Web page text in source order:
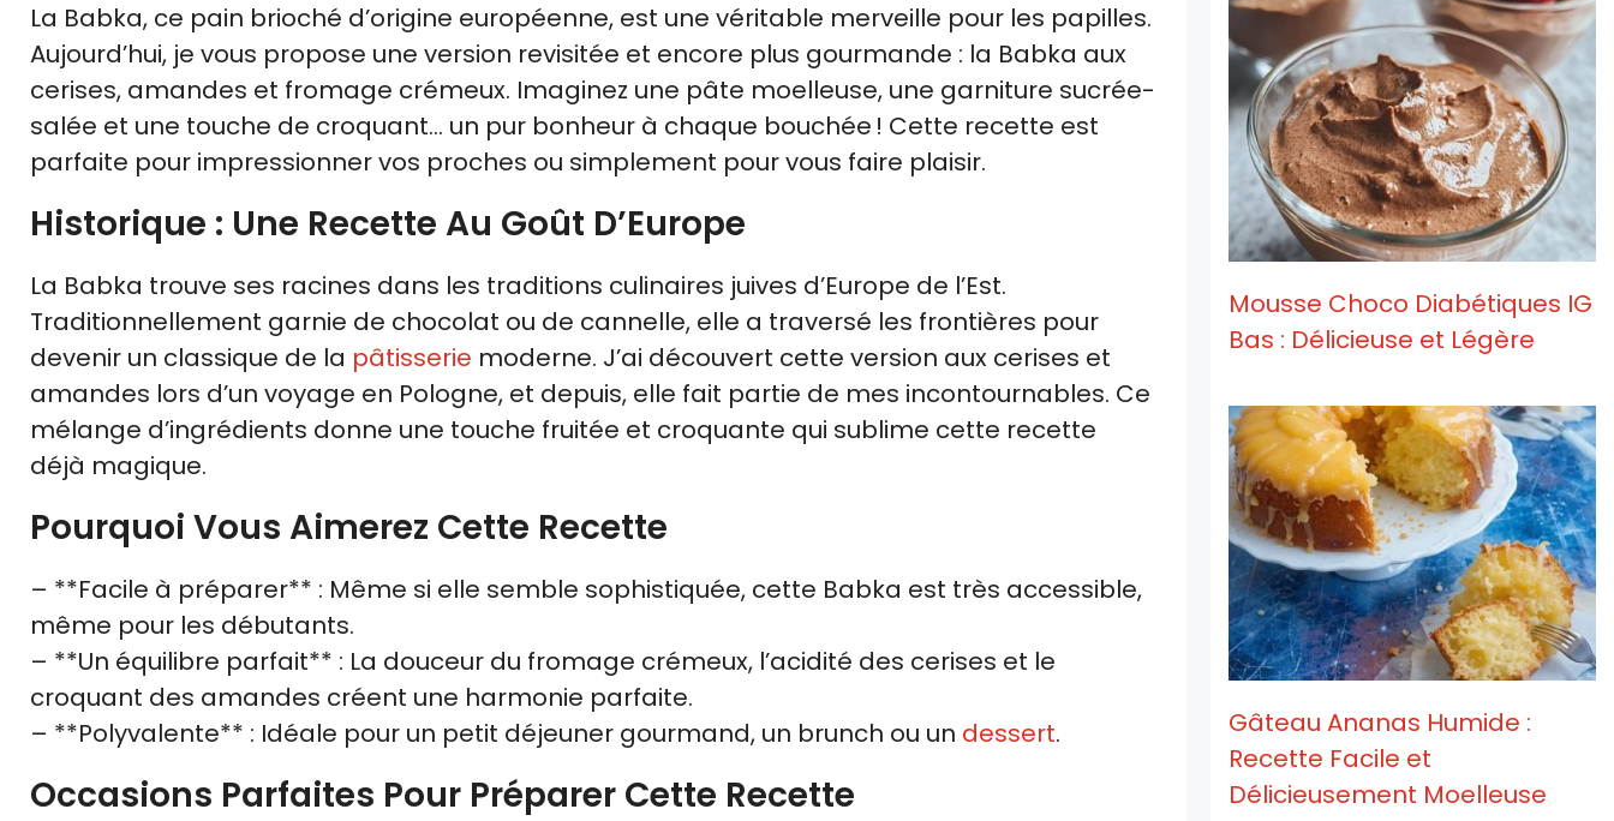
La Babka, ce pain brioché d’origine européenne, est une véritable merveille pour les papilles.
Aujourd’hui, je vous propose une version revisitée et encore plus gourmande : la Babka aux
cerises, amandes et fromage crémeux. Imaginez une pâte moelleuse, une garniture sucrée-
salée et une touche de croquant… un pur bonheur à chaque bouchée ! Cette recette est
parfaite pour impressionner vos proches ou simplement pour vous faire plaisir.
Historique : Une Recette Au Goût D’Europe
La Babka trouve ses racines dans les traditions culinaires juives d’Europe de l’Est.
Traditionnellement garnie de chocolat ou de cannelle, elle a traversé les frontières pour
devenir un classique de la pâtisserie moderne. J’ai découvert cette version aux cerises et
amandes lors d’un voyage en Pologne, et depuis, elle fait partie de mes incontournables. Ce
mélange d’ingrédients donne une touche fruitée et croquante qui sublime cette recette
déjà magique.
Pourquoi Vous Aimerez Cette Recette
– **Facile à préparer** : Même si elle semble sophistiquée, cette Babka est très accessible,
même pour les débutants.
– **Un équilibre parfait** : La douceur du fromage crémeux, l’acidité des cerises et le
croquant des amandes créent une harmonie parfaite.
– **Polyvalente** : Idéale pour un petit déjeuner gourmand, un brunch ou un dessert.
Occasions Parfaites Pour Préparer Cette Recette
Mousse Choco Diabétiques IG
Bas : Délicieuse et Légère
Gâteau Ananas Humide :
Recette Facile et
Délicieusement Moelleuse